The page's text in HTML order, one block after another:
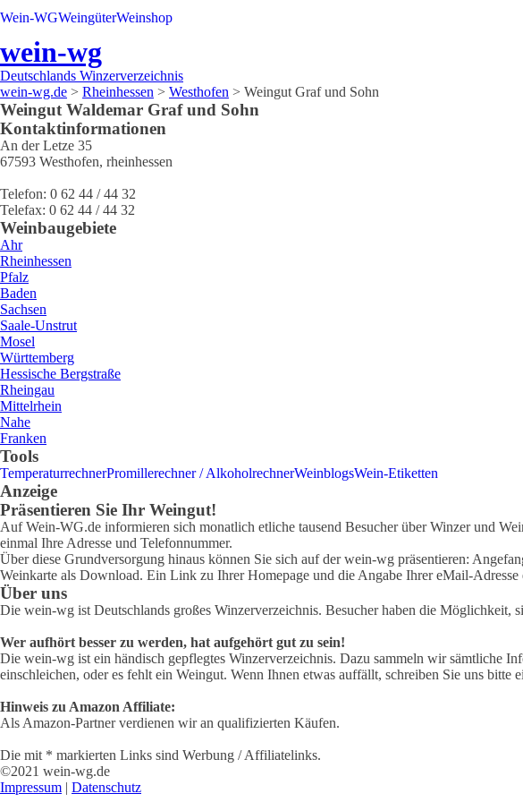
Wein-WGWeingüterWeinshop
wein-wg
Deutschlands Winzerverzeichnis
wein-wg.de > Rheinhessen > Westhofen > Weingut Graf und Sohn
Weingut Waldemar Graf und Sohn
Kontaktinformationen
An der Letze 35
67593 Westhofen, rheinhessen
Telefon: 0 62 44 / 44 32
Telefax: 0 62 44 / 44 32
Weinbaugebiete
Ahr
Rheinhessen
Pfalz
Baden
Sachsen
Saale-Unstrut
Mosel
Württemberg
Hessische Bergstraße
Rheingau
Mittelrhein
Nahe
Franken
Tools
TemperaturrechnerPromillerechner / AlkoholrechnerWeinblogsWein-Etiketten
Anzeige
Präsentieren Sie Ihr Weingut!
Auf Wein-WG.de informieren sich monatlich etliche tausend Besucher über Winzer und
einmal Ihre Adresse und Telefonnummer.
Über diese Grundversorgung hinaus können Sie sich auf der wein-wg präsentieren:
Weinkarte als Download. Ein Link zu Ihrer Homepage und die Angabe Ihrer eMail-
Über uns
Die wein-wg ist Deutschlands großes Winzerverzeichnis. Besucher haben die
Wer aufhört besser zu werden, hat aufgehört gut zu sein!
Die wein-wg ist ein händisch gepflegtes Winzerverzeichnis. Dazu sammeln wir sämtliche
einschleichen, oder es fehlt ein Weingut. Wenn Ihnen etwas auffällt, schreiben Sie uns bitte
Hinweis zu Amazon Affiliate:
Als Amazon-Partner verdienen wir an qualifizierten Käufen.
Die mit * markierten Links sind Werbung / Affiliatelinks.
©2021 wein-wg.de
Impressum | Datenschutz